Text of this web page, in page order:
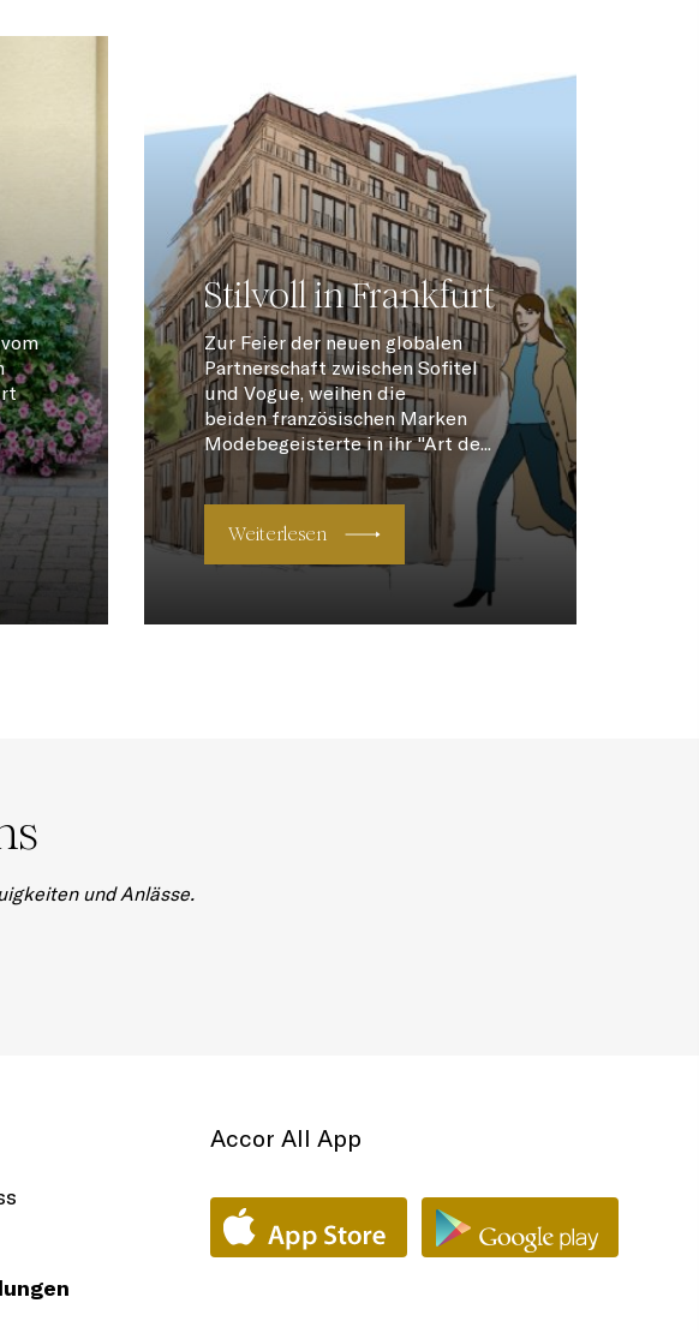
Stilvoll in Frankfurt
Zur Feier der neuen globalen
Partnerschaft zwischen Sofitel
und Vogue, weihen die
beiden französischen Marken
Modebegeisterte in ihr "Art de...
Weiterlesen
und Anlässe.
Accor All App